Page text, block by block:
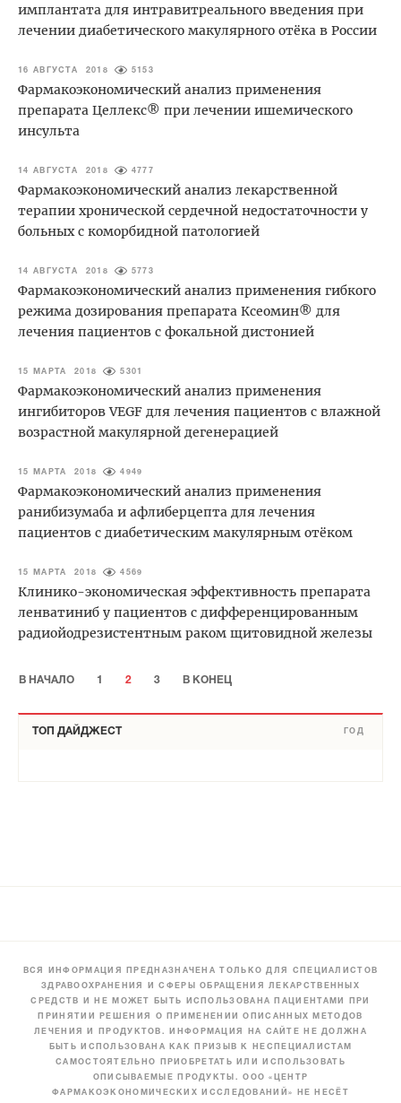
имплантата для интравитреального введения при
лечении диабетического макулярного отёка в России
16 АВГУСТА 2018 5153
Фармакоэкономический анализ применения
препарата Целлекс® при лечении ишемического
инсульта
14 АВГУСТА 2018 4777
Фармакоэкономический анализ лекарственной
терапии хронической сердечной недостаточности у
больных с коморбидной патологией
14 АВГУСТА 2018 5773
Фармакоэкономический анализ применения гибкого
режима дозирования препарата Ксеомин® для
лечения пациентов с фокальной дистонией
15 МАРТА 2018 5301
Фармакоэкономический анализ применения
ингибиторов VEGF для лечения пациентов с влажной
возрастной макулярной дегенерацией
15 МАРТА 2018 4949
Фармакоэкономический анализ применения
ранибизумаба и афлиберцепта для лечения
пациентов с диабетическим макулярным отёком
15 МАРТА 2018 4569
Клинико-экономическая эффективность препарата
ленватиниб у пациентов с дифференцированным
радиойодрезистентным раком щитовидной железы
В НАЧАЛО 1 2 3 В КОНЕЦ
ТОП ДАЙДЖЕСТ ГОД
ВСЯ ИНФОРМАЦИЯ ПРЕДНАЗНАЧЕНА ТОЛЬКО ДЛЯ СПЕЦИАЛИСТОВ
ЗДРАВООХРАНЕНИЯ И СФЕРЫ ОБРАЩЕНИЯ ЛЕКАРСТВЕННЫХ
СРЕДСТВ И НЕ МОЖЕТ БЫТЬ ИСПОЛЬЗОВАНА ПАЦИЕНТАМИ ПРИ
ПРИНЯТИИ РЕШЕНИЯ О ПРИМЕНЕНИИ ОПИСАННЫХ МЕТОДОВ
ЛЕЧЕНИЯ И ПРОДУКТОВ. ИНФОРМАЦИЯ НА САЙТЕ НЕ ДОЛЖНА
БЫТЬ ИСПОЛЬЗОВАНА КАК ПРИЗЫВ К НЕСПЕЦИАЛИСТАМ
САМОСТОЯТЕЛЬНО ПРИОБРЕТАТЬ ИЛИ ИСПОЛЬЗОВАТЬ
ОПИСЫВАЕМЫЕ ПРОДУКТЫ. ООО «ЦЕНТР
ФАРМАКОЭКОНОМИЧЕСКИХ ИССЛЕДОВАНИЙ» НЕ НЕСЁТ